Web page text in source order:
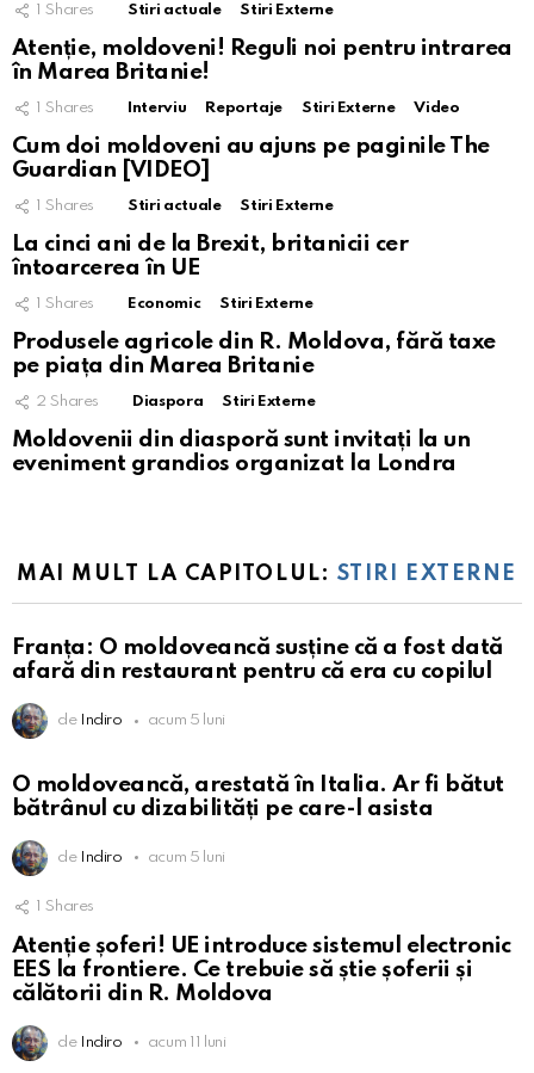
1 Shares Stiri actuale Stiri Externe
Atenție, moldoveni! Reguli noi pentru intrarea
în Marea Britanie!
1 Shares Interviu Reportaje Stiri Externe Video
Cum doi moldoveni au ajuns pe paginile The
Guardian [VIDEO]
1 Shares Stiri actuale Stiri Externe
La cinci ani de la Brexit, britanicii cer
întoarcerea în UE
1 Shares Economic Stiri Externe
Produsele agricole din R. Moldova, fără taxe
pe piața din Marea Britanie
2 Shares Diaspora Stiri Externe
Moldovenii din diasporă sunt invitați la un
eveniment grandios organizat la Londra
MAI MULT LA CAPITOLUL: STIRI EXTERNE
Franța: O moldoveancă susține că a fost dată
afară din restaurant pentru că era cu copilul
de Indiro acum 5 luni
O moldoveancă, arestată în Italia. Ar fi bătut
bătrânul cu dizabilități pe care-l asista
de Indiro acum 5 luni
1 Shares
Atenție șoferi! UE introduce sistemul electronic
EES la frontiere. Ce trebuie să știe șoferii și
călătorii din R. Moldova
de Indiro acum 11 luni